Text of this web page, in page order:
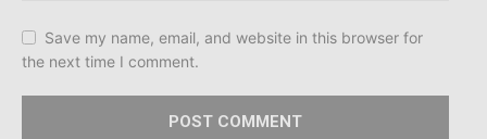
Save my name, email, and website in this browser for
the next time I comment.